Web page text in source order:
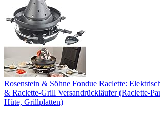
Rosenstein & Söhne Fondue Raclette:
& Raclette-Grill Versandrückläufer (Raclette-
Hüte, Grillplatten)